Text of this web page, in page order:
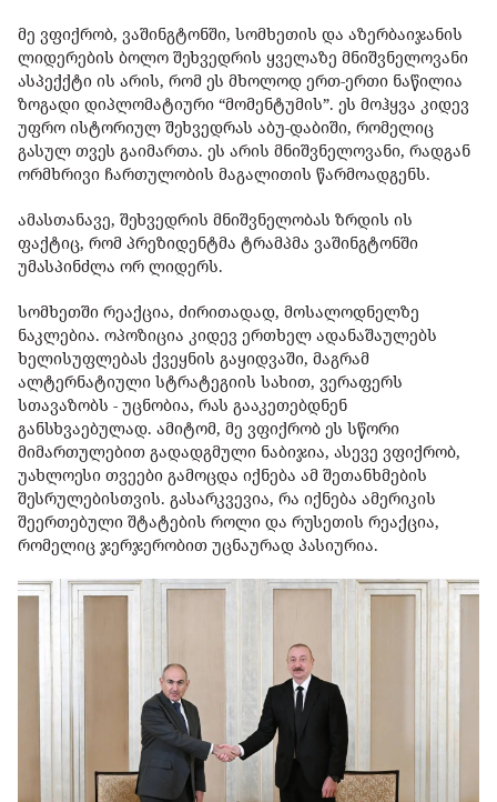
მე ვფიქრობ, ვაშინგტონში, სომხეთის და აზერბაიჯანის
ლიდერების ბოლო შეხვედრის ყველაზე მნიშვნელოვანი
ასპექქტი ის არის, რომ ეს მხოლოდ ერთ-ერთი ნაწილია
ზოგადი დიპლომატიური “მომენტუმის”. ეს მოჰყვა კიდევ
უფრო ისტორიულ შეხვედრას აბუ-დაბიში, რომელიც
გასულ თვეს გაიმართა. ეს არის მნიშვნელოვანი, რადგან
ორმხრივი ჩართულობის მაგალითის წარმოადგენს.
ამასთანავე, შეხვედრის მნიშვნელობას ზრდის ის
ფაქტიც, რომ პრეზიდენტმა ტრამპმა ვაშინგტონში
უმასპინძლა ორ ლიდერს.
სომხეთში რეაქცია, ძირითადად, მოსალოდნელზე
ნაკლებია. ოპოზიცია კიდევ ერთხელ ადანაშაულებს
ხელისუფლებას ქვეყნის გაყიდვაში, მაგრამ
ალტერნატიული სტრატეგიის სახით, ვერაფერს
სთავაზობს - უცნობია, რას გააკეთებდნენ
განსხვაებულად. ამიტომ, მე ვფიქრობ ეს სწორი
მიმართულებით გადადგმული ნაბიჯია, ასევე ვფიქრობ,
უახლოესი თვეები გამოცდა იქნება ამ შეთანხმების
შესრულებისთვის. გასარკვევია, რა იქნება ამერიკის
შეერთებული შტატების როლი და რუსეთის რეაქცია,
რომელიც ჯერჯერობით უცნაურად პასიურია.